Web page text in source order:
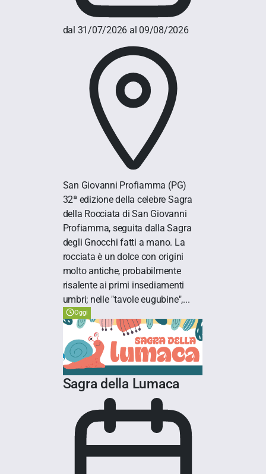
dal 31/07/2026 al 09/08/2026
San Giovanni Profiamma (PG)
32ª edizione della celebre Sagra
della Rocciata di San Giovanni
Profiamma, seguita dalla Sagra
degli Gnocchi fatti a mano. La
rocciata è un dolce con origini
molto antiche, probabilmente
risalente ai primi insediamenti
umbri; nelle "tavole eugubine",...
Oggi
Sagra della Lumaca